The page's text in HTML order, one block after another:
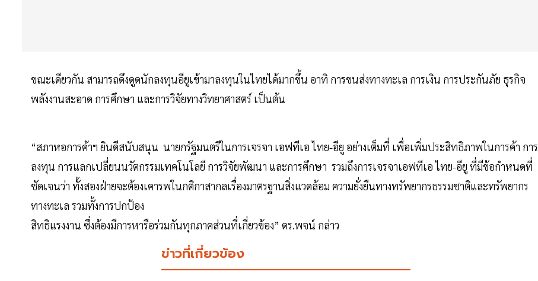
ขณะเดียวกัน สามารถดึงดูดนักลงทุนอียูเข้ามาลงทุนในไทยได้มากขึ้น อาทิ การขนส่งทางทะเล การเงิน การประกันภัย ธุรกิจ
พลังงานสะอาด การศึกษา และการวิจัยทางวิทยาศาสตร์ เป็นต้น
“สภาหอการค้าฯ ยินดีสนับสนุน นายกรัฐมนตรีในการเจรจา เอฟทีเอ ไทย-อียู อย่างเต็มที่ เพื่อเพิ่มประสิทธิภาพในการค้า การ
ลงทุน การแลกเปลี่ยนนวัตกรรมเทคโนโลยี การวิจัยพัฒนา และการศึกษา รวมถึงการเจรจาเอฟทีเอ ไทย-อียู ที่มีข้อกำหนดที่
ชัดเจนว่า ทั้งสองฝ่ายจะต้องเคารพในกติกาสากลเรื่องมาตรฐานสิ่งแวดล้อม ความยั่งยืนทางทรัพยากรธรรมชาติและทรัพยากร
ทางทะเล รวมทั้งการปกป้อง
สิทธิแรงงาน ซึ่งต้องมีการหารือร่วมกันทุกภาคส่วนที่เกี่ยวข้อง” ดร.พจน์ กล่าว
ข่าวที่เกี่ยวข้อง